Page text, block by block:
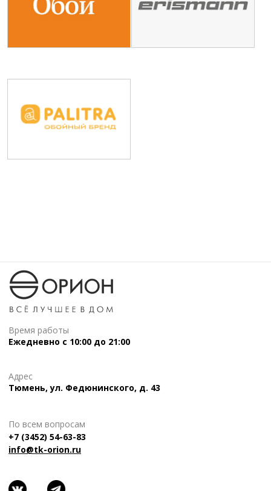
Время работы
Ежедневно с 10:00 до 21:00
Адрес
Тюмень, ул. Федюнинского, д. 43
По всем вопросам
+7 (3452) 54-63-83
info@tk-orion.ru